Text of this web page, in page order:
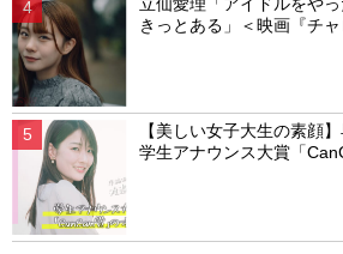
きっとある」＜映画『チ
【美しい女子大生の素顔
学生アナウンス大賞「